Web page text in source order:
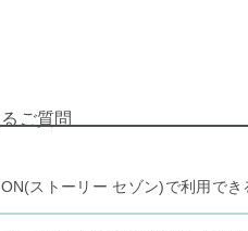
ご質問
ストーリー セゾン)で利用で